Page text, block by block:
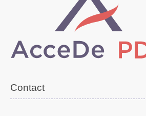
Contact